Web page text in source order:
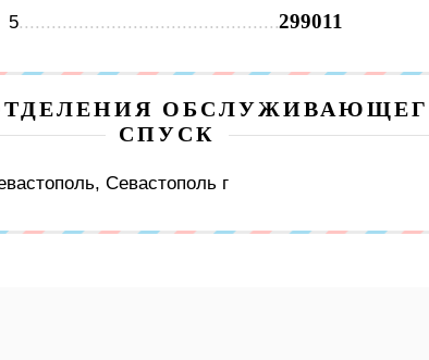
5 299011
СПУСК
Севастополь г